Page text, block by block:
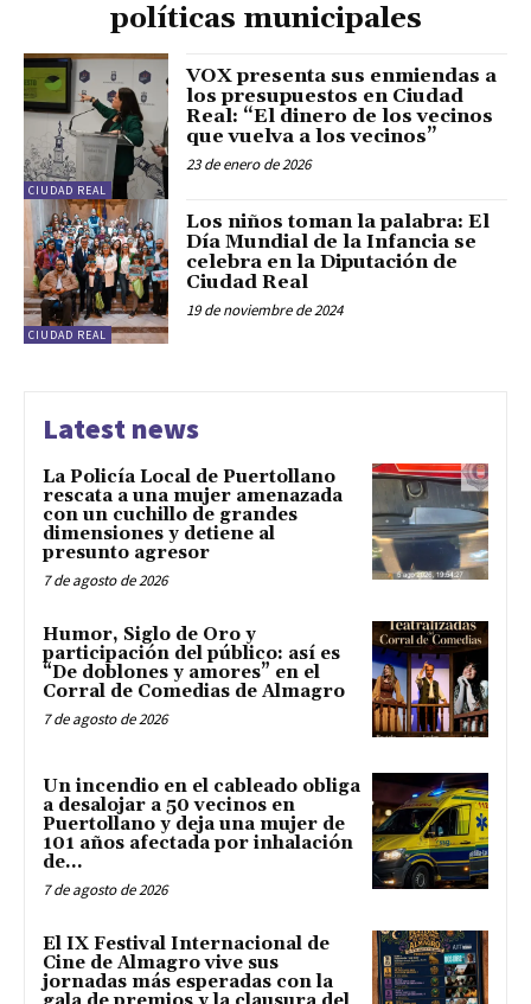
políticas municipales
CIUDAD REAL
VOX presenta sus enmiendas a
los presupuestos en Ciudad
Real: “El dinero de los vecinos
que vuelva a los vecinos”
23 de enero de 2026
CIUDAD REAL
Los niños toman la palabra: El
Día Mundial de la Infancia se
celebra en la Diputación de
Ciudad Real
19 de noviembre de 2024
Latest news
La Policía Local de Puertollano
rescata a una mujer amenazada
con un cuchillo de grandes
dimensiones y detiene al
presunto agresor
7 de agosto de 2026
Humor, Siglo de Oro y
participación del público: así es
“De doblones y amores” en el
Corral de Comedias de Almagro
7 de agosto de 2026
Un incendio en el cableado obliga
a desalojar a 50 vecinos en
Puertollano y deja una mujer de
101 años afectada por inhalación
de...
7 de agosto de 2026
El IX Festival Internacional de
Cine de Almagro vive sus
jornadas más esperadas con la